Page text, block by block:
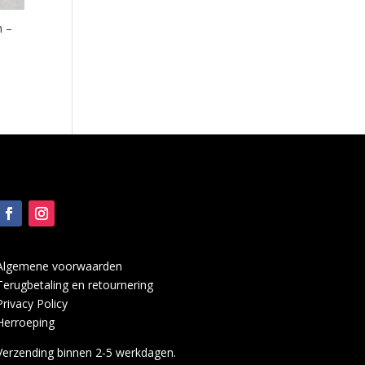
–
voorwaarden
en retournering
Policy
binnen 2-5 werkdagen.